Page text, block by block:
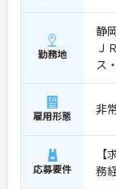
勤務地
静
Ｊ
ス
雇用形態 非
応募要件
務